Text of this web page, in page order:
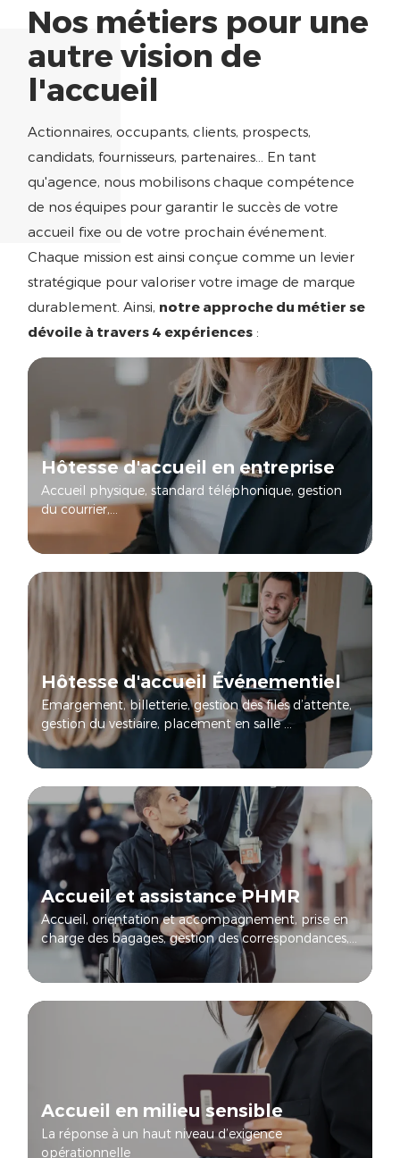
Nos métiers pour une
autre vision de
l'accueil
Actionnaires, occupants, clients, prospects,
candidats, fournisseurs, partenaires… En tant
qu'agence, nous mobilisons chaque compétence
de nos équipes pour garantir le succès de votre
accueil fixe ou de votre prochain événement.
Chaque mission est ainsi conçue comme un levier
stratégique pour valoriser votre image de marque
durablement. Ainsi, notre approche du métier se
dévoile à travers 4 expériences :
Hôtesse d'accueil en entreprise
Accueil physique, standard téléphonique, gestion
du courrier,...
Hôtesse d'accueil Événementiel
Emargement, billetterie, gestion des files d’attente,
gestion du vestiaire, placement en salle …
Accueil et assistance PHMR
Accueil, orientation et accompagnement, prise en
charge des bagages, gestion des correspondances,...
Accueil en milieu sensible
La réponse à un haut niveau d’exigence
opérationnelle